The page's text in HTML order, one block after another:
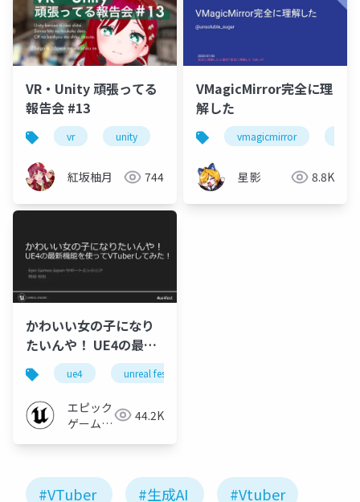
VR・Unity 頑張ってる
報告会 #13
vr unity vrchat
紅坂柚月 744
VMagicMirror完全に理
解した
vmagicmirror
星影 8.8K
かわいい女の子になり
たいんや！ UE4の最新
機能を使ってVTuberし
てみた！【UNREAL
FEST EAST 2018】
ue4 unreal fest east 2018
エピック
ゲームズ
44.2K
#VTuber #生成AI #Vtuber